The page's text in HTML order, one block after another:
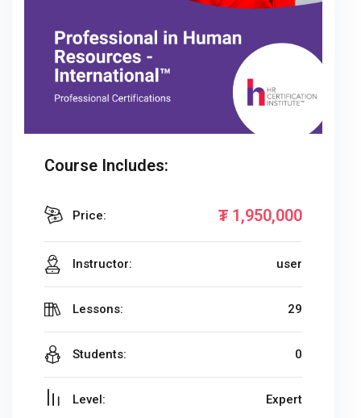
Course Includes:
Price: ₮ 1,950,000
Instructor: user
Lessons: 29
Students: 0
Level: Expert